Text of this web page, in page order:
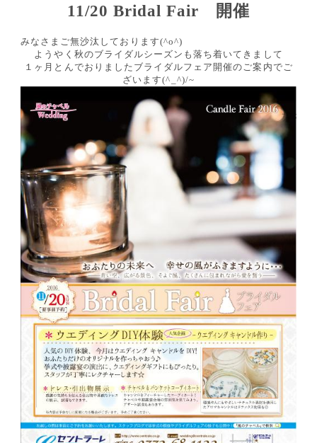
11/20 Bridal Fair 開催
みなさまご無沙汰しております(^o^)
ようやく秋のブライダルシーズンも落ち着いてきまして
１ヶ月とんでおりましたブライダルフェア開催のご案内でご
ざいます(^_^)/~